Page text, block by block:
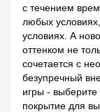
с течением
любых
условиях. А
оттенком не
сочетается с
безупречный
игры -
покрытие для